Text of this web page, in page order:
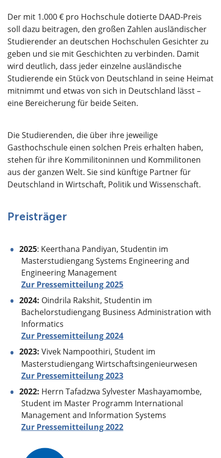
Der mit 1.000 € pro Hochschule dotierte DAAD-Preis
soll dazu beitragen, den großen Zahlen ausländischer
Studierender an deutschen Hochschulen Gesichter zu
geben und sie mit Geschichten zu verbinden. Damit
wird deutlich, dass jeder einzelne ausländische
Studierende ein Stück von Deutschland in seine Heimat
mitnimmt und etwas von sich in Deutschland lässt –
eine Bereicherung für beide Seiten.
Die Studierenden, die über ihre jeweilige
Gasthochschule einen solchen Preis erhalten haben,
stehen für ihre Kommilitoninnen und Kommilitonen
aus der ganzen Welt. Sie sind künftige Partner für
Deutschland in Wirtschaft, Politik und Wissenschaft.
Preisträger
2025: Keerthana Pandiyan, Studentin im
Masterstudiengang Systems Engineering and
Engineering Management
Zur Pressemitteilung 2025
2024: Oindrila Rakshit, Studentin im
Bachelorstudiengang Business Administration with
Informatics
Zur Pressemitteilung 2024
2023: Vivek Nampoothiri, Student im
Masterstudiengang Wirtschaftsingenieurwesen
Zur Pressemitteilung 2023
2022: Herrn Tafadzwa Sylvester Mashayamombe,
Student im Master Programm International
Management and Information Systems
Zur Pressemitteilung 2022